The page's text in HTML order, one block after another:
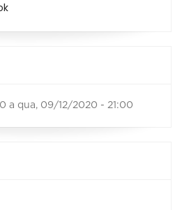
a qua, 09/12/2020 - 21:00